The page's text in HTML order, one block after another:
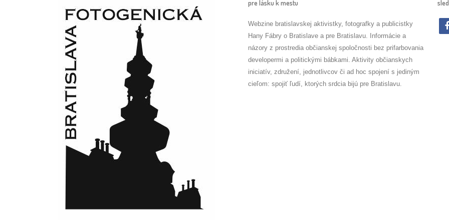
pre lásku k mestu
Webzine bratislavskej aktivistky, fotografky a publicistky
Hany Fábry o Bratislave a pre Bratislavu. Informácie a
názory z prostredia občianskej spoločnosti bez prifarbovania
developermi a politickými bábkami. Aktivity občianskych
iniciatív, združení, jednotlivcov či ad hoc spojení s jediným
cieľom: spojiť ľudí, ktorých srdcia bijú pre Bratislavu.